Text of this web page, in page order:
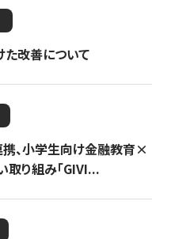
改善について
、小学生向け金融教育×
取り組み「GIVI...